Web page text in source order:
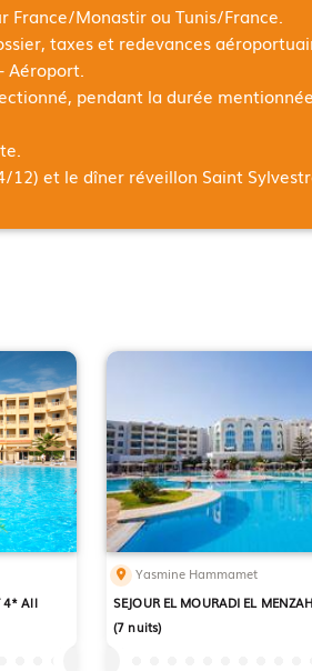
France/Monastir ou Tunis/France.
taxes et redevances
Aéroport.
pendant la durée
12) et le dîner réveillon Saint
4* All
Yasmine Hammamet
SEJOUR EL MOURADI EL
(7 nuits)